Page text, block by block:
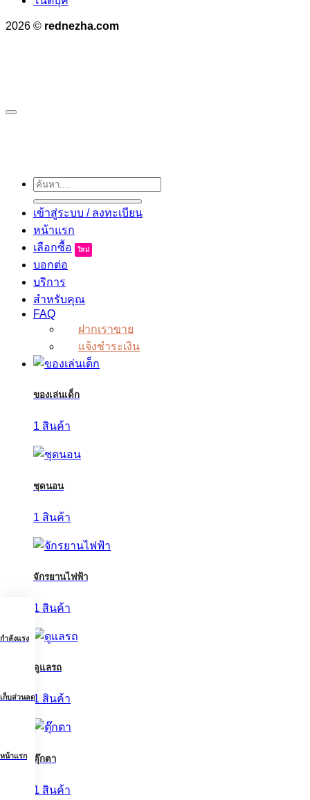
กำลังแรง
เก็บส่วนลด
หน้าแรก
2026 © rednezha.com
ค้นหา:
เข้าสู่ระบบ / ลงทะเบียน
หน้าแรก
เลือกซื้อ
บอกต่อ
บริการ
สำหรับคุณ
FAQ
ฝากเราขาย
แจ้งชำระเงิน
ของเล่นเด็ก
1 สินค้า
ชุดนอน
1 สินค้า
จักรยานไฟฟ้า
1 สินค้า
ดูแลรถ
1 สินค้า
ตุ๊กตา
1 สินค้า